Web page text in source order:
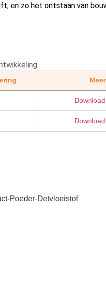
en zo het ontstaan van
Meer